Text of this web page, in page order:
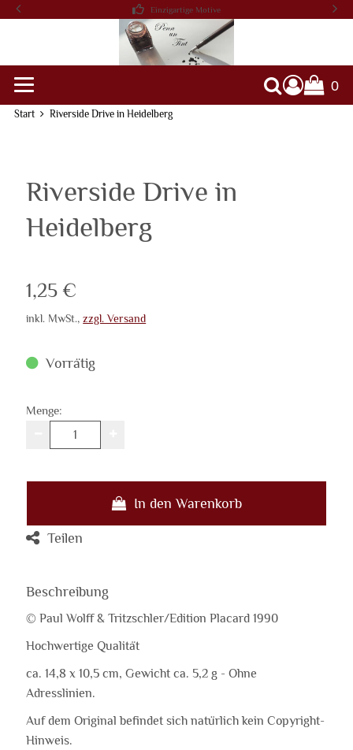
Einzigartige Motive
Suche
0
Start Riverside Drive in Heidelberg
Riverside Drive in
Heidelberg
Verkaufspreis: 1,25 €
1,25 €
inkl. MwSt.,zzgl. Versand
Vorrätig
Menge:
In den Warenkorb
Teilen
Beschreibung
© Paul Wolff & Tritzschler/Edition Placard 1990
Hochwertige Qualität
ca. 14,8 x 10,5 cm, Gewicht ca. 5,2 g - Ohne
Adresslinien.
Auf dem Original befindet sich natürlich kein Copyright-
Hinweis.